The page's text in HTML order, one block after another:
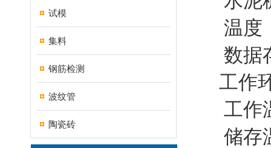
试模
集料
钢筋检测
波纹管
陶瓷砖
温度
数据
工作
工作
储存